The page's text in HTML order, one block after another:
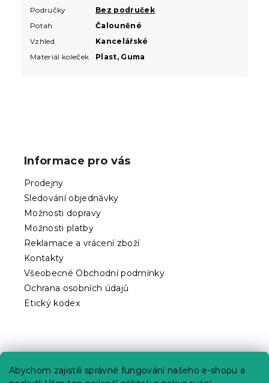
Abychom zajistili správné fungování našeho e-shopu a
Područky
Bez područek
Potah
Čalouněné
Vzhled
Kancelářské
Materiál koleček
Plast, Guma
Informace pro vás
Prodejny
Sledování objednávky
Možnosti dopravy
Možnosti platby
Reklamace a vrácení zboží
Kontakty
Všeobecné Obchodní podmínky
Ochrana osobních údajů
Etický kodex